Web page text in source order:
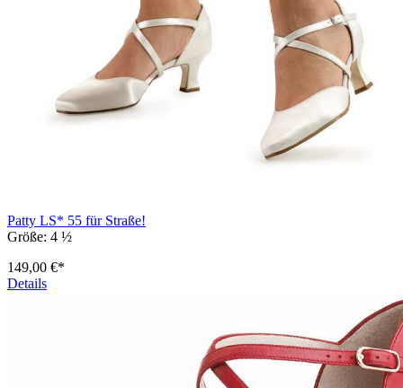
Patty LS* 55 für Straße!
Größe: 4 ½
149,00 €*
Details